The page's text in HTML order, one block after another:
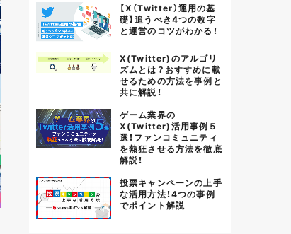
【X（Twitter）運用の基
礎】追うべき4つの数字
と運営のコツがわかる！
X(Twitter)のアルゴリ
ズムとは？おすすめに載
せるための方法を事例と
共に解説！
ゲーム業界の
X(Twitter)活用事例５
選！ファンコミュニティ
を熱狂させる方法を徹底
解説！
投票キャンペーンの上手
な活用方法！4つの事例
でポイント解説